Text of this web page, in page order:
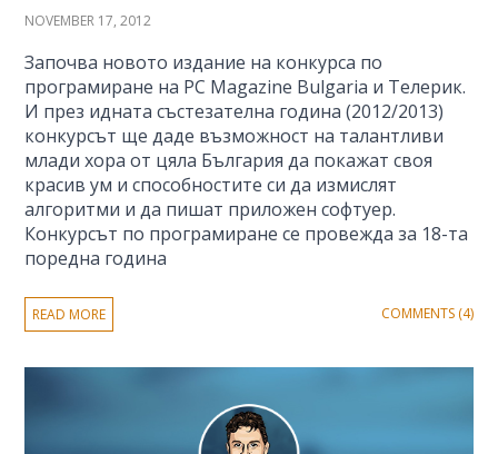
NOVEMBER 17, 2012
Започва новото издание на конкурса по
програмиране на PC Magazine Bulgaria и Телерик.
И през идната състезателна година (2012/2013)
конкурсът ще даде възможност на талантливи
млади хора от цяла България да покажат своя
красив ум и способностите си да измислят
алгоритми и да пишат приложен софтуер.
Конкурсът по програмиране се провежда за 18-та
поредна година
READ MORE COMMENTS (4)